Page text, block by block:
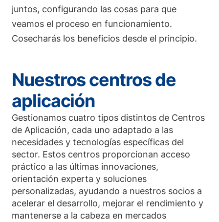
juntos, configurando las cosas para que
veamos el proceso en funcionamiento.
Cosecharás los beneficios desde el principio.
Nuestros centros de
aplicación
Gestionamos cuatro tipos distintos de Centros
de Aplicación, cada uno adaptado a las
necesidades y tecnologías específicas del
sector. Estos centros proporcionan acceso
práctico a las últimas innovaciones,
orientación experta y soluciones
personalizadas, ayudando a nuestros socios a
acelerar el desarrollo, mejorar el rendimiento y
mantenerse a la cabeza en mercados